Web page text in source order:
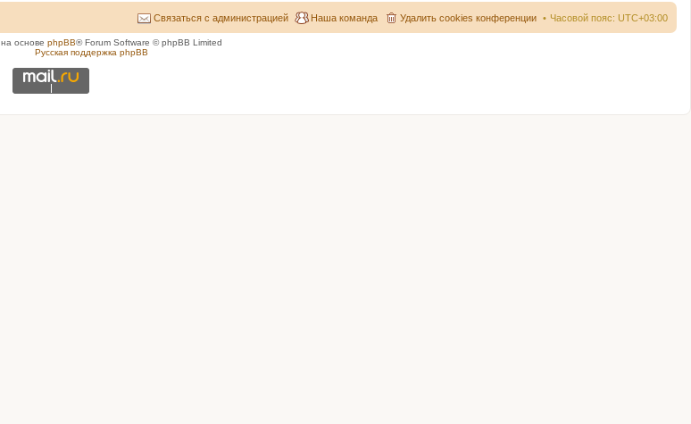
Часовой пояс: UTC+03:00
Удалить cookies конференции
Наша команда
Связаться с администрацией
основе phpBB® Forum Software © phpBB Limited
Русская поддержка phpBB